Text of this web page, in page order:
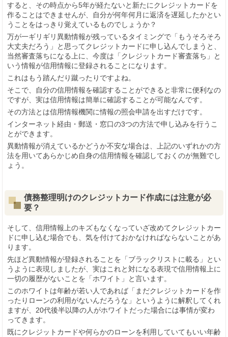
すると、その時点から5年が経たないと新たにクレジットカードを
作ることはできませんが、自分が何年何月に返済を遅延したかとい
うことをはっきり覚えているものでしょうか？
万が一ギリギリ異動情報が残っているタイミングで「もうそろそろ
大丈夫だろう」と思ってクレジットカードに申し込んでしまうと、
当然審査落ちになる上に、今度は「クレジットカード審査落ち」と
いう情報が信用情報に登録されることになります。
これはもう踏んだり蹴ったりですよね。
そこで、自分の信用情報を確認することができると非常に便利なの
ですが、実は信用情報は簡単に確認することが可能なんです。
その方法とは信用情報機関に情報の照会申請を出すだけです。
インターネット経由・郵送・窓口の3つの方法で申し込みを行うこ
とができます。
異動情報が消えているかどうか不安な場合は、上記のいずれかの方
法を用いてあらかじめ自身の信用情報を確認しておくのが無難でし
ょう。
債務整理明けのクレジットカード作成には注意が必
要？
そして、信用情報上のキズもなくなっていざ改めてクレジットカー
ドに申し込む場合でも、気を付けておかなければならないことがあ
ります。
先ほど異動情報が登録されることを「ブラックリストに載る」とい
うように表現しましたが、実はこれと対になる表現で信用情報上に
一切の履歴がないことを「ホワイト」と言います。
このホワイトは年齢が若い人であれば「まだクレジットカードを作
ったりローンの利用がないんだろうな」というように解釈してくれ
ますが、20代後半以降の人がホワイトだった場合には事情が変わ
ってきます。
既にクレジットカードや何らかのローンを利用していてもいい年齢